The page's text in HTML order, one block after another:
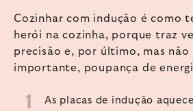
Cozinhar com indução é como
herói na cozinha, porque traz
precisão e, por último, mas não
importante, poupança de
As placas de indução